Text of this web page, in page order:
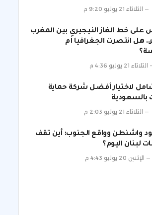
الثلاثاء 21 يوليو 9:20 م
على خط الغاز النيجيري بين المغرب
هل انتصرت الجغرافيا أم
الثلاثاء 21 يوليو 4:36 م
لاختيار أفضل شركة حماية
بالسعودية
الثلاثاء 21 يوليو 2:03 م
واشنطن وواقع الجنوب: أين تقف
لبنان اليوم؟
الإثنين 20 يوليو 4:43 م